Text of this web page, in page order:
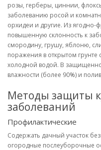
розы, герберы, циннии,
заболеванию росой и
орхидеи и другие. Из ягодно-
повышенную склонность к
смородину, грушу, яблоню,
поражения в открытом
холодной водой. В
влажности (более 90%) и
Методы защиты
заболеваний
Профилактические
Содержать дачный участок
огородные послеуборочные